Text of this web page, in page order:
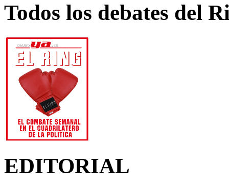
Todos los debates del
EDITORIAL